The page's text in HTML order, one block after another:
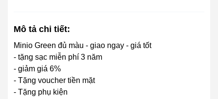
Mô tả chi tiết:
Minio Green đủ màu - giao ngay - giá tốt
- tặng sạc miễn phí 3 năm
- giảm giá 6%
- Tặng voucher tiền mặt
- Tặng phụ kiện